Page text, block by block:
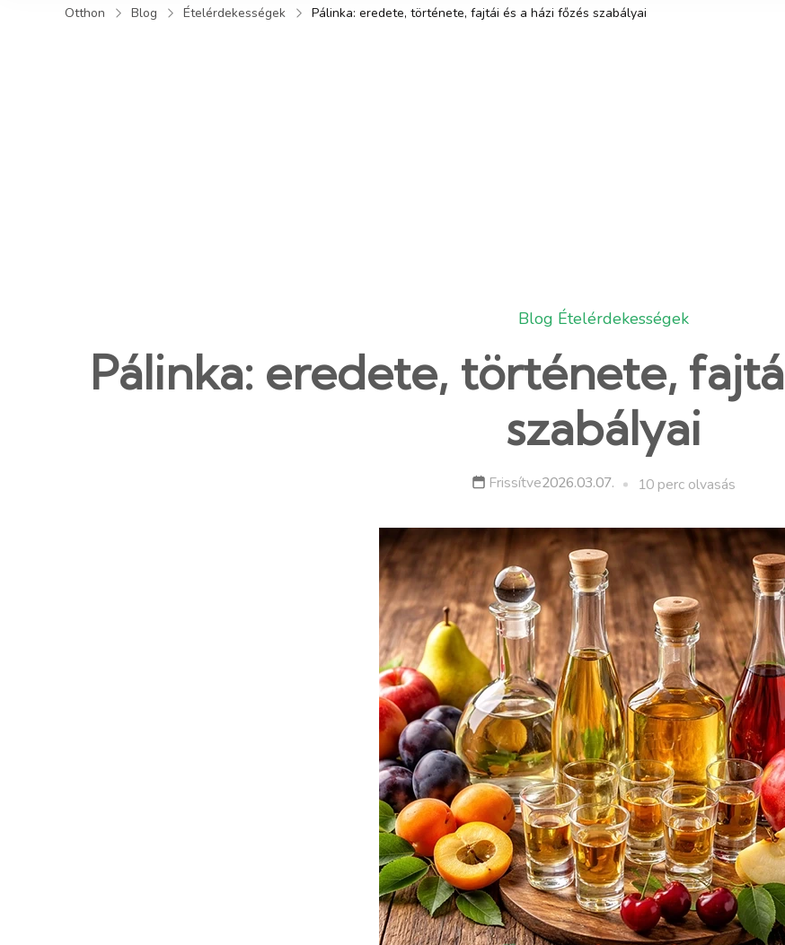
Otthon Blog Ételérdekességek Pálinka: eredete, története, fajtái és a házi főzés szabályai
Blog Ételérdekességek
Pálinka: eredete, története,
szabályai
Frissítve2026.03.07. 10 perc olvasás